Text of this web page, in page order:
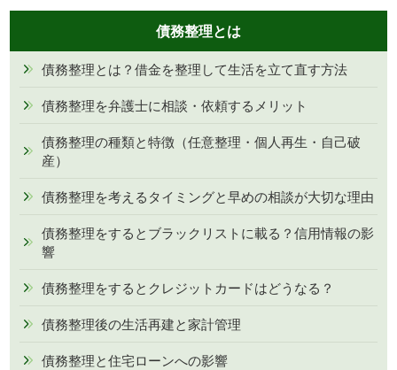
債務整理とは
債務整理とは？借金を整理して生活を立て直す方法
債務整理を弁護士に相談・依頼するメリット
債務整理の種類と特徴（任意整理・個人再生・自己破
産）
債務整理を考えるタイミングと早めの相談が大切な理由
債務整理をするとブラックリストに載る？信用情報の影
響
債務整理をするとクレジットカードはどうなる？
債務整理後の生活再建と家計管理
債務整理と住宅ローンへの影響